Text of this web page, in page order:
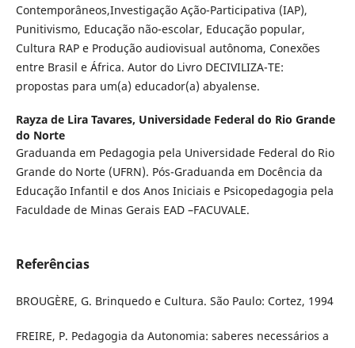
Contemporâneos,Investigação Ação-Participativa (IAP),
Punitivismo, Educação não-escolar, Educação popular,
Cultura RAP e Produção audiovisual autônoma, Conexões
entre Brasil e África. Autor do Livro DECIVILIZA-TE:
propostas para um(a) educador(a) abyalense.
Rayza de Lira Tavares, Universidade Federal do Rio Grande
do Norte
Graduanda em Pedagogia pela Universidade Federal do Rio
Grande do Norte (UFRN). Pós-Graduanda em Docência da
Educação Infantil e dos Anos Iniciais e Psicopedagogia pela
Faculdade de Minas Gerais EAD –FACUVALE.
Referências
BROUGÈRE, G. Brinquedo e Cultura. São Paulo: Cortez, 1994
FREIRE, P. Pedagogia da Autonomia: saberes necessários a